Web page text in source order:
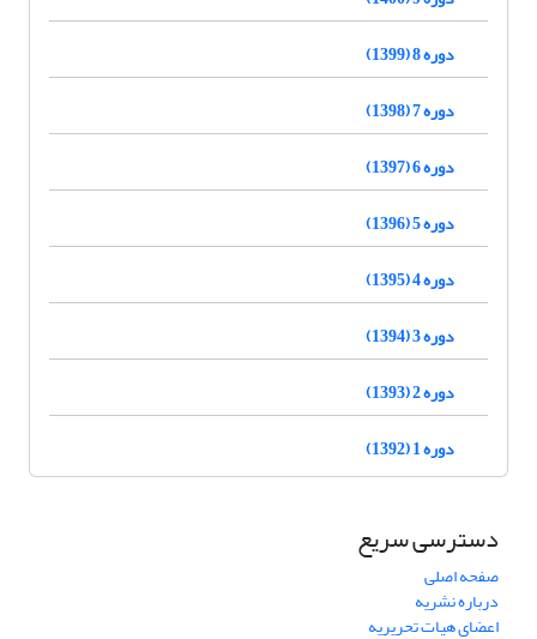
دوره 8 (1399)
دوره 7 (1398)
دوره 6 (1397)
دوره 5 (1396)
دوره 4 (1395)
دوره 3 (1394)
دوره 2 (1393)
دوره 1 (1392)
دسترسی سریع
صفحه اصلی
درباره نشریه
اعضای هیات تحریریه